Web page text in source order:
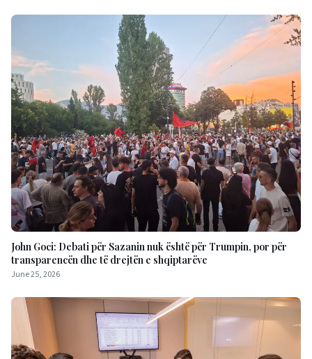
John Goci: Debati për Sazanin nuk është për Trumpin, por për
transparencën dhe të drejtën e shqiptarëve
June 25, 2026